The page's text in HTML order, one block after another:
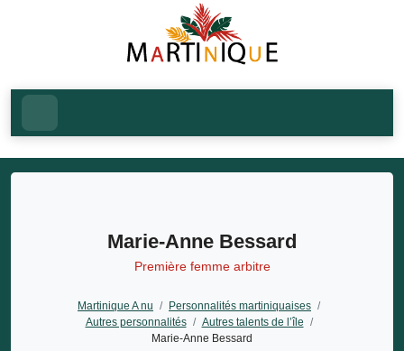
Marie-Anne Bessard
Première femme arbitre
Martinique A nu / Personnalités martiniquaises /
Autres personnalités / Autres talents de l’île
/
Marie-Anne Bessard